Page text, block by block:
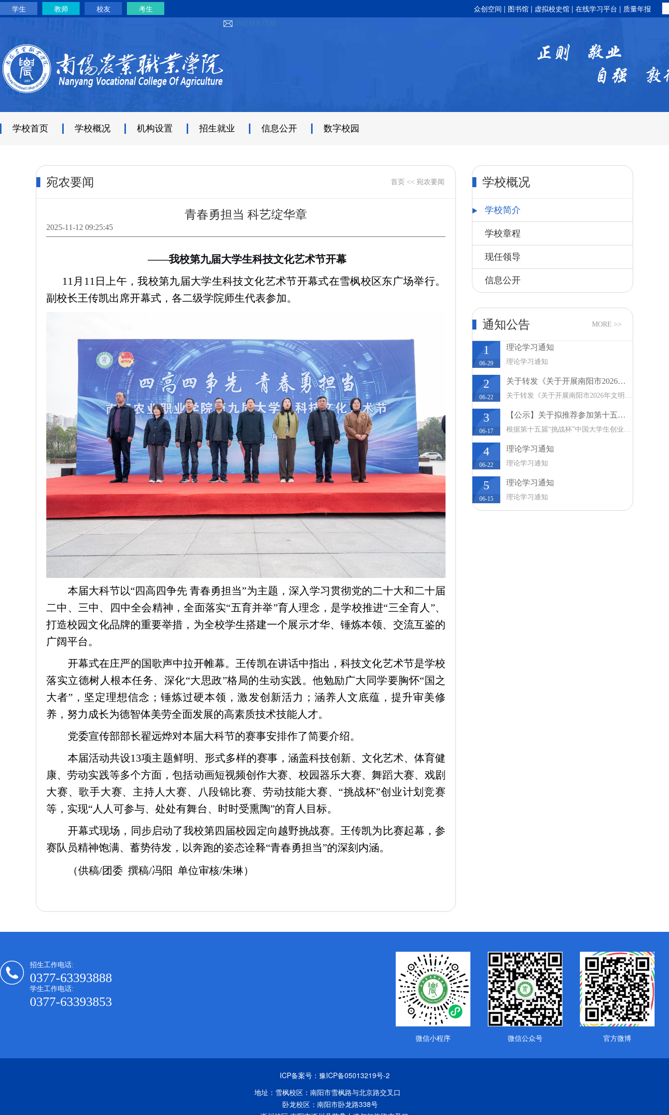
学生 教师 校友 考生 众创空间 | 图书馆 | 虚拟校史馆 | 在线学习平台 | 质量年报
学校首页 学校概况 机构设置 招生就业 信息公开 数字校园
学校概况
学校简介
学校章程
现任领导
信息公开
通知公告 MORE >>
1
06-29
理论学习通知
理论学习通知
2
06-22
关于转发《关于开展南阳市2026年文明实践项
关于转发《关于开展南阳市2026年文明实践项目展
3
06-17
【公示】关于拟推荐参加第十五届“挑战杯”
根据第十五届“挑战杯”中国大学生创业计划竞赛
4
06-22
理论学习通知
理论学习通知
5
06-15
理论学习通知
理论学习通知
宛农要闻 首页 << 宛农要闻
青春勇担当 科艺绽华章
2025-11-12 09:25:45
——我校第九届大学生科技文化艺术节开幕
11月11日上午，我校第九届大学生科技文化艺术节开幕式在雪枫校区东广场举行。
副校长王传凯出席开幕式，各二级学院师生代表参加。
本届大科节以“四高四争先 青春勇担当”为主题，深入学习贯彻党的二十大和二十届
二中、三中、四中全会精神，全面落实“五育并举”育人理念，是学校推进“三全育人”、
打造校园文化品牌的重要举措，为全校学生搭建一个展示才华、锤炼本领、交流互鉴的
广阔平台。
开幕式在庄严的国歌声中拉开帷幕。王传凯在讲话中指出，科技文化艺术节是学校
落实立德树人根本任务、深化“大思政”格局的生动实践。他勉励广大同学要胸怀“国之
大者”，坚定理想信念；锤炼过硬本领，激发创新活力；涵养人文底蕴，提升审美修
养，努力成长为德智体美劳全面发展的高素质技术技能人才。
党委宣传部部长翟远烨对本届大科节的赛事安排作了简要介绍。
本届活动共设13项主题鲜明、形式多样的赛事，涵盖科技创新、文化艺术、体育健
康、劳动实践等多个方面，包括动画短视频创作大赛、校园器乐大赛、舞蹈大赛、戏剧
大赛、歌手大赛、主持人大赛、八段锦比赛、劳动技能大赛、“挑战杯”创业计划竞赛
等，实现“人人可参与、处处有舞台、时时受熏陶”的育人目标。
开幕式现场，同步启动了我校第四届校园定向越野挑战赛。王传凯为比赛起幕，参
赛队员精神饱满、蓄势待发，以奔跑的姿态诠释“青春勇担当”的深刻内涵。
（供稿/团委 撰稿/冯阳 单位审核/朱琳）
招生工作电话:
0377-63393888
学生工作电话:
0377-63393853
微信小程序 微信公众号 官方微博
ICP备案号： 豫ICP备05013219号-2
地址：雪枫校区：南阳市雪枫路与北京路交叉口
卧龙校区：南阳市卧龙路338号